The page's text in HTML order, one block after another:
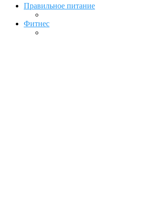
Правильное питание
Фитнес